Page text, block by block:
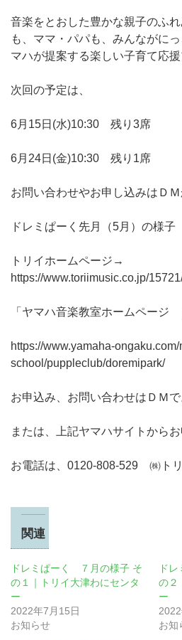
音楽をとおした豊かな親子のふ
も、ママ・パパも、みんながに
マハが提案する楽しい子育て応援
次回の予定は、
6月15日(水)10:30 残り3席
6月24日(金)10:30 残り1席
お問い合わせやお申し込みはＤＭ
ドレミぱーく先月（5月）の様子
トリイホームページ→
https://www.toriimusic.co.jp/
「ヤマハ音楽教室ホームページ
https://www.yamaha-
school/puppleclub/doremipark/
お申込み、お問い合わせはＤＭで
または、上記ヤマハサイトからお
お電話は、0120-808-529 ㈱トリ
関連
ドレミぱーく ７月の様子 そ
の１｜トリイ大津わにセンタ
ー
2022年7月15日
お知らせ
ド
の２
ー
お知